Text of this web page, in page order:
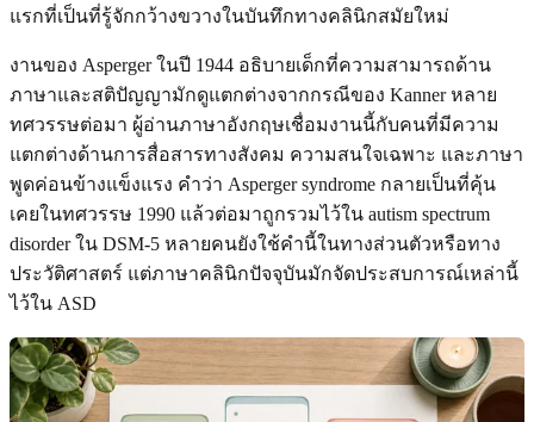
แรกที่เป็นที่รู้จักกว้างขวางในบันทึกทางคลินิกสมัยใหม่
งานของ Asperger ในปี 1944 อธิบายเด็กที่ความสามารถด้าน
ภาษาและสติปัญญามักดูแตกต่างจากกรณีของ Kanner หลาย
ทศวรรษต่อมา ผู้อ่านภาษาอังกฤษเชื่อมงานนี้กับคนที่มีความ
แตกต่างด้านการสื่อสารทางสังคม ความสนใจเฉพาะ และภาษา
พูดค่อนข้างแข็งแรง คำว่า Asperger syndrome กลายเป็นที่คุ้น
เคยในทศวรรษ 1990 แล้วต่อมาถูกรวมไว้ใน autism spectrum
disorder ใน DSM-5 หลายคนยังใช้คำนี้ในทางส่วนตัวหรือทาง
ประวัติศาสตร์ แต่ภาษาคลินิกปัจจุบันมักจัดประสบการณ์เหล่านี้
ไว้ใน ASD